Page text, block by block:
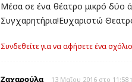
Μέσα σε ένα θέατρο μικρό δύο
Συγχαρητήρια!Ευχαριστώ
Συνδεθείτε για να αφήσετε ένα σχόλιο
Ζαχαρούλα 13 Μαΐου 2016 στο 11:58